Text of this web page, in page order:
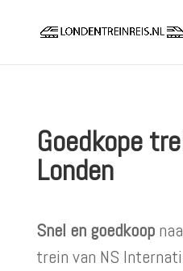
Goedkope
Londen
Snel en goedkoop
trein van NS